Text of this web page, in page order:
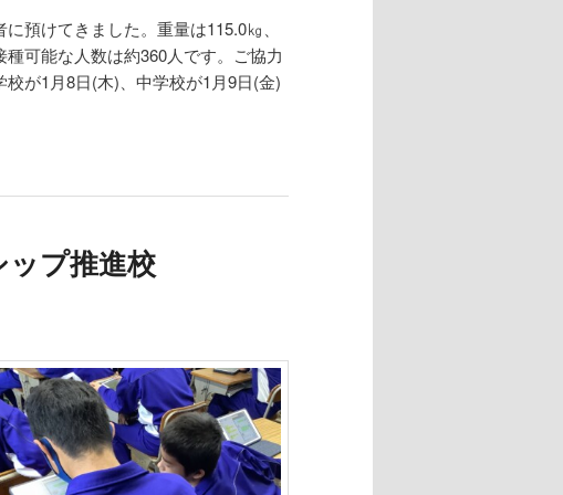
預けてきました。重量は115.0㎏、
可能な人数は約360人です。ご協力
が1月8日(木)、中学校が1月9日(金)
プ推進校